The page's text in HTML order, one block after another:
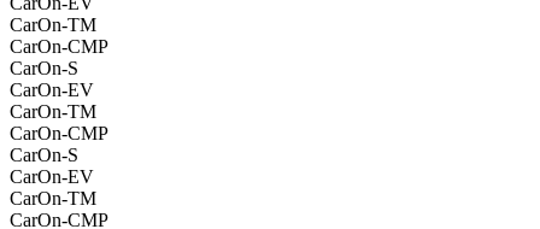
CarOn-TM
CarOn-CMP
CarOn-S
CarOn-EV
CarOn-TM
CarOn-CMP
CarOn-S
CarOn-EV
CarOn-TM
CarOn-CMP